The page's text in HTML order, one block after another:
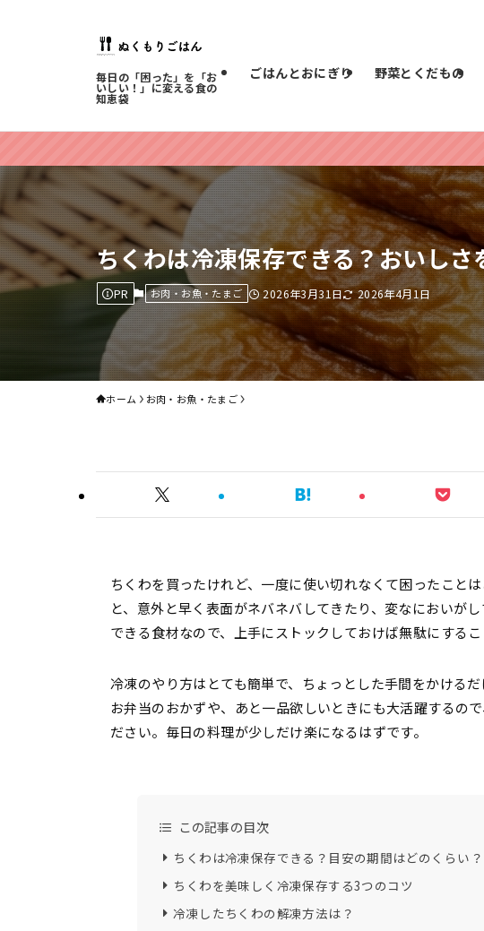
毎日の「困った」を「お
いしい！」に変える食の
知恵袋
ごはんとおにぎり 野菜とくだもの
ちくわは冷凍保存できる？おいし
PR お肉・お魚・たまご 2026年3月31日 2026年4月1日
ホーム お肉・お魚・たまご
ちくわを買ったけれど、一度に使い切れなくて困ったこと
と、意外と早く表面がネバネバしてきたり、変なにおいが
できる食材なので、上手にストックしておけば無駄にするこ
冷凍のやり方はとても簡単で、ちょっとした手間をかける
お弁当のおかずや、あと一品欲しいときにも大活躍するの
ださい。毎日の料理が少しだけ楽になるはずです。
この記事の目次
ちくわは冷凍保存できる？目安の期間はどのくらい？
ちくわを美味しく冷凍保存する3つのコツ
冷凍したちくわの解凍方法は？